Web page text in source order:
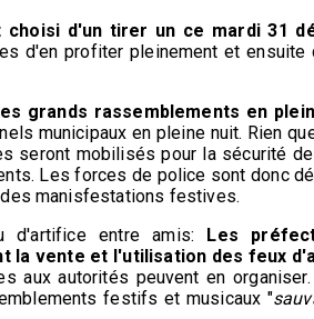
choisi d'un tirer un ce mardi 31
d'en profiter pleinement et ensuite
grands rassemblements en
municipaux en pleine nuit. Rien
seront mobilisés pour la sécurité
Les forces de police sont donc
manisfestations festives.
d'artifice entre amis: Les
la vente et l'utilisation des feux
aux autorités peuvent en
festifs et musicaux "